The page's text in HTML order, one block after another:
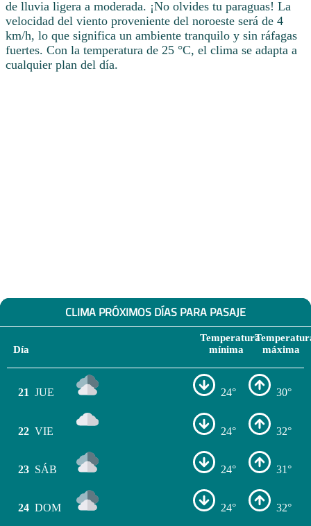
de lluvia ligera a moderada. ¡No olvides tu paraguas! La
velocidad del viento proveniente del noroeste será de 4
km/h, lo que significa un ambiente tranquilo y sin ráfagas
fuertes. Con la temperatura de 25 °C, el clima se adapta a
cualquier plan del día.
CLIMA PRÓXIMOS DÍAS PARA PASAJE
Día
Temperatura
mínima
máxima
21 JUE 24° 30°
22 VIE 24° 32°
23 SÁB 24° 31°
24 DOM 24° 32°